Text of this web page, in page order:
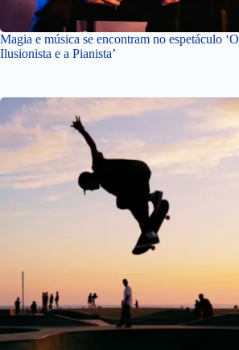
Magia e música se encontram no espetáculo ‘O
Ilusionista e a Pianista’